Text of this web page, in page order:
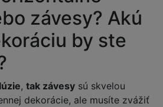
závesy? Akú
by ste
, tak závesy sú skvelou
dekorácie, ale musíte zvážiť